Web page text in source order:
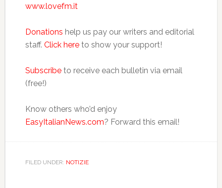
www.lovefm.it
Donations help us pay our writers and editorial
staff. Click hereto show your support!
Subscribeto receive each bulletin via email
(free!)
Know others who’d enjoy
EasyItalianNews.com? Forward this email!
FILED UNDER: NOTIZIE